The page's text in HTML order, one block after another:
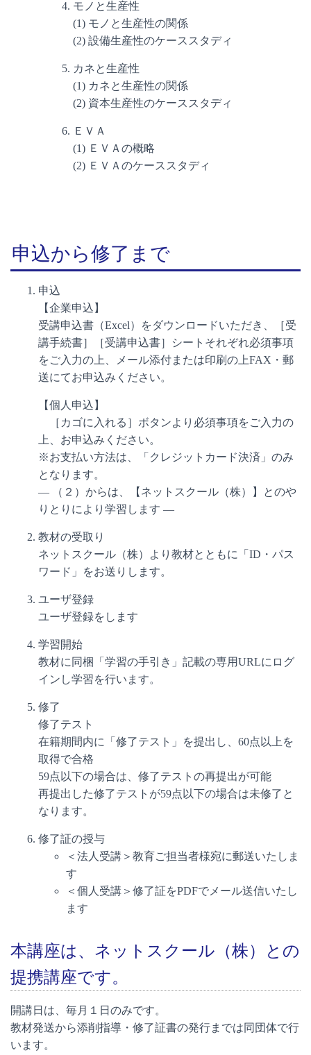
モノと生産性
(1) モノと生産性の関係
(2) 設備生産性のケーススタディ
カネと生産性
(1) カネと生産性の関係
(2) 資本生産性のケーススタディ
ＥＶＡ
(1) ＥＶＡの概略
(2) ＥＶＡのケーススタディ
申込から修了まで
申込
【企業申込】
受講申込書（Excel）をダウンロードいただき、［受
講手続書］［受講申込書］シートそれぞれ必須事項
をご入力の上、メール添付または印刷の上FAX・郵
送にてお申込みください。
【個人申込】
［カゴに入れる］ボタンより必須事項をご入力の
上、お申込みください。
※お支払い方法は、「クレジットカード決済」のみ
となります。
― （２）からは、【ネットスクール（株）】とのや
りとりにより学習します ―
教材の受取り
ネットスクール（株）より教材とともに「ID・パス
ワード」をお送りします。
ユーザ登録
ユーザ登録をします
学習開始
教材に同梱「学習の手引き」記載の専用URLにログ
インし学習を行います。
修了
修了テスト
在籍期間内に「修了テスト」を提出し、60点以上を
取得で合格
59点以下の場合は、修了テストの再提出が可能
再提出した修了テストが59点以下の場合は未修了と
なります。
修了証の授与
＜法人受講＞教育ご担当者様宛に郵送いたしま
す
＜個人受講＞修了証をPDFでメール送信いたし
ます
本講座は、ネットスクール（株）との
提携講座です。
開講日は、毎月１日のみです。
教材発送から添削指導・修了証書の発行までは同団体で行
います。